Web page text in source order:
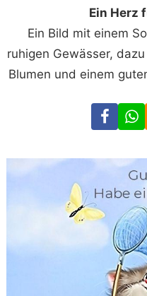
Ein Herz
Ein Bild mit einem
ruhigen Gewässer,
Blumen und einem